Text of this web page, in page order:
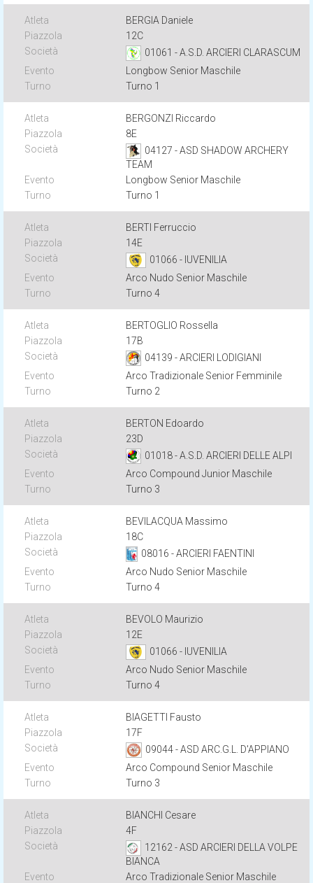
BERGIA Daniele
12C
01061 - A.S.D. ARCIERI CLARASCUM
Longbow Senior Maschile
Turno 1
BERGONZI Riccardo
8E
04127 - ASD SHADOW ARCHERY
TEAM
Longbow Senior Maschile
Turno 1
BERTI Ferruccio
14E
01066 - IUVENILIA
Arco Nudo Senior Maschile
Turno 4
BERTOGLIO Rossella
17B
04139 - ARCIERI LODIGIANI
Arco Tradizionale Senior Femminile
Turno 2
BERTON Edoardo
23D
01018 - A.S.D. ARCIERI DELLE ALPI
Arco Compound Junior Maschile
Turno 3
BEVILACQUA Massimo
18C
08016 - ARCIERI FAENTINI
Arco Nudo Senior Maschile
Turno 4
BEVOLO Maurizio
12E
01066 - IUVENILIA
Arco Nudo Senior Maschile
Turno 4
BIAGETTI Fausto
17F
09044 - ASD ARC.G.L. D'APPIANO
Arco Compound Senior Maschile
Turno 3
BIANCHI Cesare
4F
12162 - ASD ARCIERI DELLA VOLPE
BIANCA
Arco Tradizionale Senior Maschile